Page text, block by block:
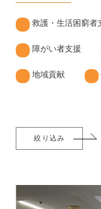
救護・生活困窮者
障がい者支援
地域貢献
絞り込み